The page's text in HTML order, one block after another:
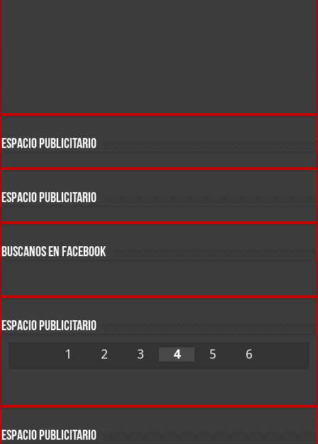
ESPACIO PUBLICITARIO
ESPACIO PUBLICITARIO
BUSCANOS EN FACEBOOK
ESPACIO PUBLICITARIO
1 2 3 4 5 6
ESPACIO PUBLICITARIO